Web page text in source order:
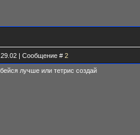
| Сообщение # 2
лучше или тетрис создай